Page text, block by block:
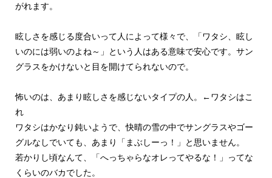
がれます。
眩しさを感じる度合いって人によって様々で、「ワタシ、眩し
いのには弱いのよね～」という人はある意味で安心です。サン
グラスをかけないと目を開けてられないので。
怖いのは、あまり眩しさを感じないタイプの人。←ワタシはこ
れ
ワタシはかなり鈍いようで、快晴の雪の中でサングラスやゴー
グルなしでいても、あまり「まぶしーっ！」と思いません。
若かりし頃なんて、「へっちゃらなオレってやるな！」ってな
くらいのバカでした。